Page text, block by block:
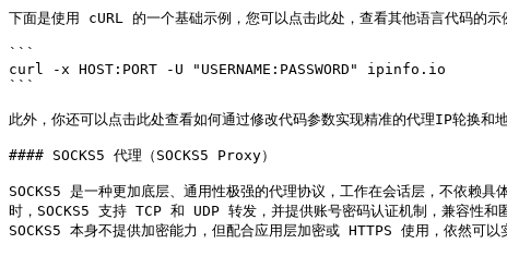
下面是使用 cURL 的一个基础示例，您可以点击此处，查看其他语言代码的示
```
curl -x HOST:PORT -U "USERNAME:PASSWORD" ipinfo.io
```
此外，你还可以点击此处查看如何通过修改代码参数实现精准的代理IP轮换
#### SOCKS5 代理（SOCKS5 Proxy）
SOCKS5 是一种更加底层、通用性极强的代理协议，工作在会话层，不依赖
时，SOCKS5 支持 TCP 和 UDP 转发，并提供账号密码认证机制，兼容性和
SOCKS5 本身不提供加密能力，但配合应用层加密或 HTTPS 使用，依然可